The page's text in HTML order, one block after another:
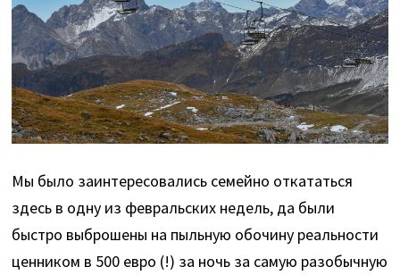
Мы было заинтересовались семейно откататься
здесь в одну из февральских недель, да были
быстро выброшены на пыльную обочину реальности
ценником в 500 евро (!) за ночь за самую разобычную